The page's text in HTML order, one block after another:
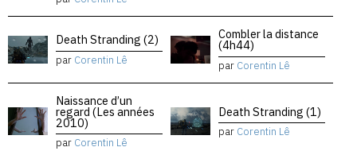
Death Stranding (2)
par Corentin Lê
Combler la distance
(4h44)
par Corentin Lê
Naissance d’un
regard (Les années
2010)
par Corentin Lê
Death Stranding (1)
par Corentin Lê